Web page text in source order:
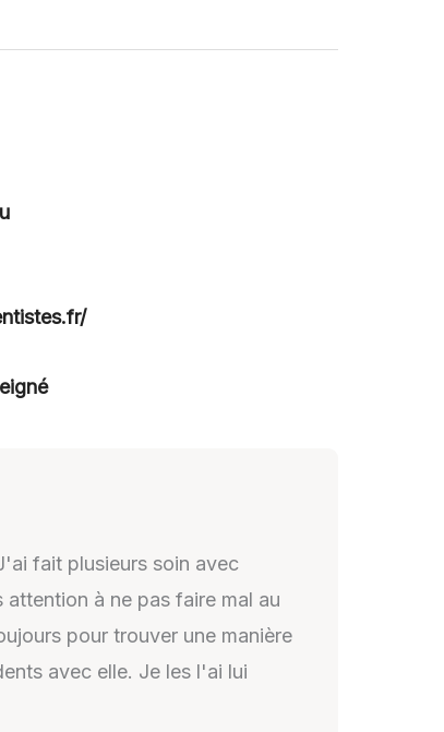
fait plusieurs soin avec
à ne pas faire mal au
pour trouver une manière
avec elle. Je les l'ai lui